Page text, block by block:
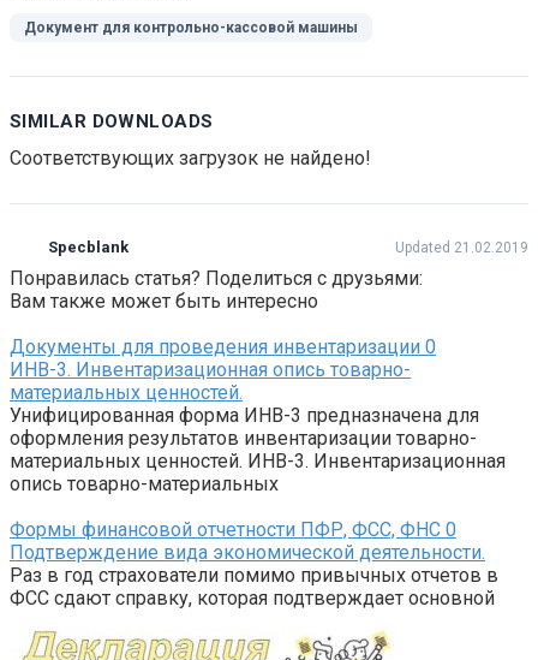
Документ для контрольно-кассовой машины
SIMILAR DOWNLOADS
Соответствующих загрузок не найдено!
Specblank Updated 21.02.2019
Понравилась статья? Поделиться с друзьями:
Вам также может быть интересно
Документы для проведения инвентаризации 0
ИНВ-3. Инвентаризационная опись товарно-
материальных ценностей.
Унифицированная форма ИНВ-3 предназначена для
оформления результатов инвентаризации товарно-
материальных ценностей. ИНВ-3. Инвентаризационная
опись товарно-материальных
Формы финансовой отчетности ПФР, ФСС, ФНС 0
Подтверждение вида экономической деятельности.
Раз в год страхователи помимо привычных отчетов в
ФСС сдают справку, которая подтверждает основной